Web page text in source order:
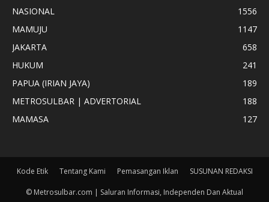
NASIONAL
1556
MAMUJU
1147
JAKARTA
658
HUKUM
241
PAPUA (IRIAN JAYA)
189
METROSULBAR | ADVERTORIAL
188
MAMASA
127
Kode Etik Tentang Kami Pemasangan Iklan SUSUNAN REDAKSI
© Metrosulbar.com | Saluran Informasi, Independen Dan Aktual